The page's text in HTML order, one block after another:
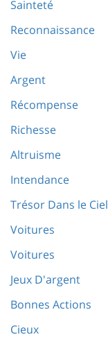
Sainteté
Reconnaissance
Vie
Argent
Récompense
Richesse
Altruisme
Intendance
Trésor Dans le Ciel
Voitures
Voitures
Jeux D'argent
Bonnes Actions
Cieux